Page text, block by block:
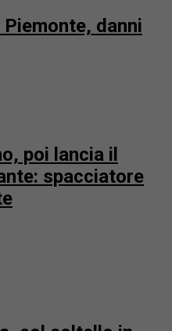
danni
poi lancia il
spacciatore